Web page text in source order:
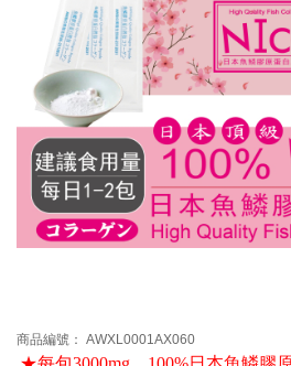
商品編號： AWXL0001AX060